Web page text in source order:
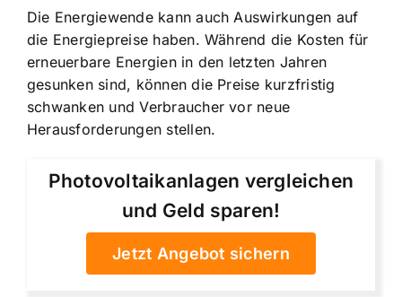
Die Energiewende kann auch Auswirkungen auf
die Energiepreise haben. Während die Kosten für
erneuerbare Energien in den letzten Jahren
gesunken sind, können die Preise kurzfristig
schwanken und Verbraucher vor neue
Herausforderungen stellen.
Photovoltaikanlagen vergleichen
und Geld sparen!
Jetzt Angebot sichern